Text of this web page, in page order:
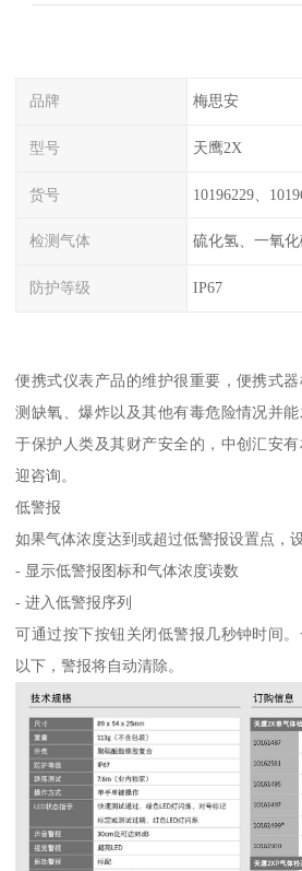
品牌 梅思安
型号 天鹰2X
货号 10196229、
检测气体 硫化氢、一氧
防护等级 IP67
便携式仪表产品的维护很重要，便携式
测缺氧、爆炸以及其他有毒危险情况并
于保护人类及其财产安全的，中创汇安
迎咨询。
低警报
如果气体浓度达到或超过低警报设置点，
- 显示低警报图标和气体浓度读数
- 进入低警报序列
可通过按下按钮关闭低警报几秒钟时间
以下，警报将自动清除。